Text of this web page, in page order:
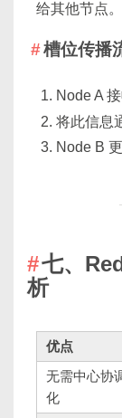
给其他节点。
槽位传播
Node A
将此信息
Node B
七、
析
优点
无需中心协
化